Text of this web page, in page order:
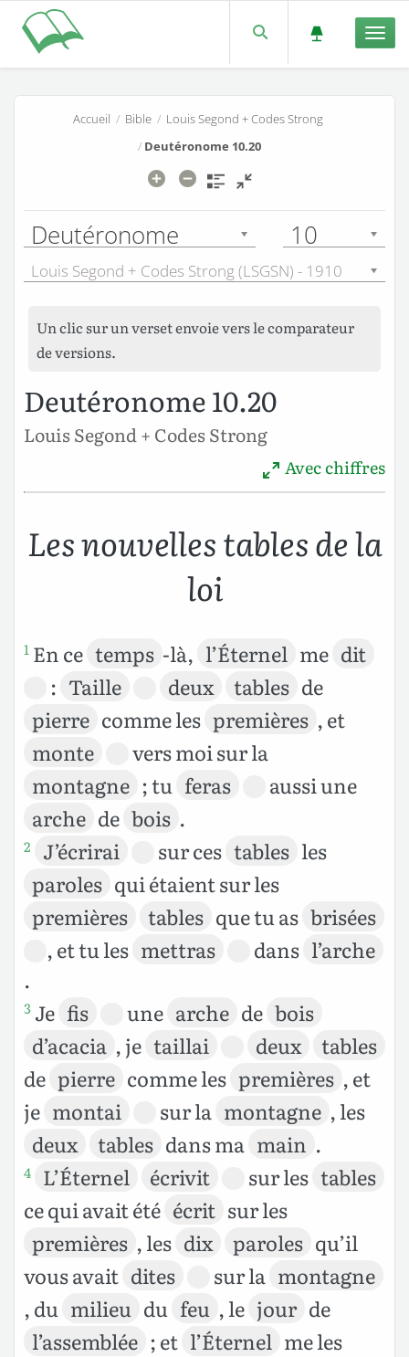
Accueil / Bible / Louis Segond + Codes Strong
/ Deutéronome 10.20
Deutéronome 10
Louis Segond + Codes Strong (LSGSN) - 1910
Un clic sur un verset envoie vers le comparateur
de versions.
Deutéronome 10.20
Louis Segond + Codes Strong
Avec chiffres
Les nouvelles tables de la
loi
1 En ce temps -là, l’Éternel me dit
: Taille deux tables de
pierre comme les premières , et
monte
vers moi sur la
montagne ; tu feras
aussi une
arche de bois .
2 J’écrirai sur ces tables les
paroles qui étaient sur les
premières
tables que tu as brisées
, et tu les mettras dans l’arche
.
3 Je fis une arche de bois
d’acacia , je taillai deux
tables
de pierre comme les premières , et
je montai sur la montagne , les
deux
tables dans ma main .
4 L’Éternel écrivit sur les tables
ce qui avait été écrit sur les
premières , les dix paroles qu’il
vous avait dites sur la montagne
, du milieu du feu , le jour de
l’assemblée ; et l’Éternel me les